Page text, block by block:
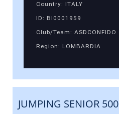
Country: ITALY
ID: BI0001959
Club/Team: ASDCONFIDO
Region: LOMBARDIA
JUMPING SENIOR 500